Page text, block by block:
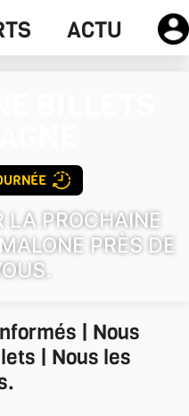
ACTU
LA PROCHAINE
PRÈS DE
| Nous les